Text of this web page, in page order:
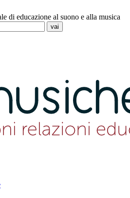
di educazione al suono e alla musica